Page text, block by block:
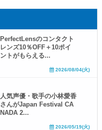
PerfectLensのコンタクト
レンズ10％OFF＋10ポイ
ントがもらえる...
2026/08/04(火)
人気声優・歌手の小林愛香
さんがJapan Festival CA
NADA 2...
2026/05/19(火)